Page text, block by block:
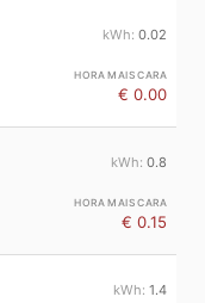
0.02
€ 0.00
0.8
€ 0.15
1.4